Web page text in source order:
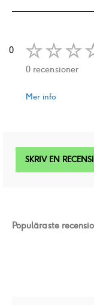
0
0 recensioner
Mer info
SKRIV EN
Populäraste